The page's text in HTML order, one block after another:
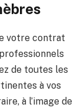
votre contrat
de toutes les
à vos
à l’image de